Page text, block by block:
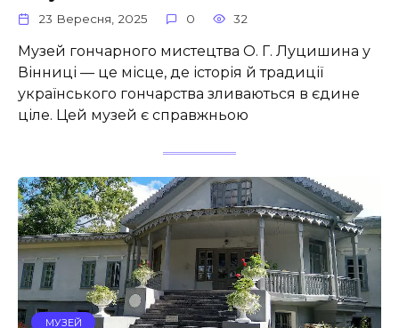
23 Вересня, 2025 0 32
Музей гончарного мистецтва О. Г. Луцишина у
Вінниці — це місце, де історія й традиції
українського гончарства зливаються в єдине
ціле. Цей музей є справжньою
МУЗЕЙ